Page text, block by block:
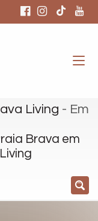
Living - Em
Brava em